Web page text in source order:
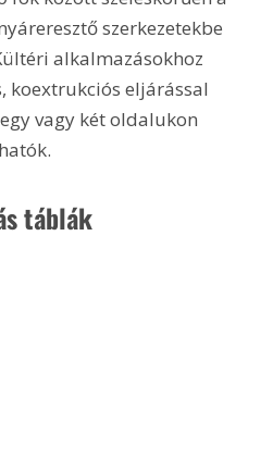
szerkezetekbe
alkalmazásokhoz
koextrukciós eljárással
vagy két oldalukon
táblák